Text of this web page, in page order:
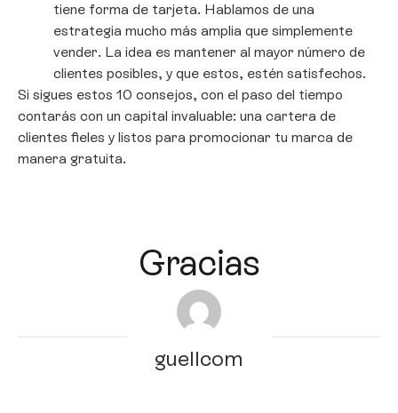
tiene forma de tarjeta. Hablamos de una
estrategia mucho más amplia que simplemente
vender. La idea es mantener al mayor número de
clientes posibles, y que estos, estén satisfechos.
Si sigues estos 10 consejos, con el paso del tiempo
contarás con un capital invaluable: una cartera de
clientes fieles y listos para promocionar tu marca de
manera gratuita.
Gracias
guellcom